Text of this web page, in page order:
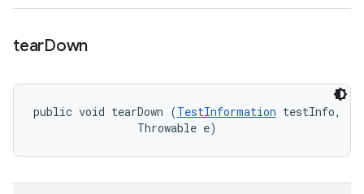
tearDown
public void tearDown (TestInformation testInfo,
                Throwable e)